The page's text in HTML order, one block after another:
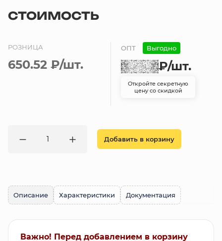
СТОИМОСТЬ
РОЗНИЦА
650.52 ₽/шт.
ОПТ Выгодно
₽/шт.
Откройте секретную
цену со скидкой
Добавить в корзину
Описание Характеристики Документация
Важно! Перед добавлением в корзину